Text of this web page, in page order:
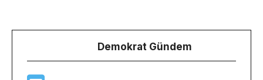
Demokrat Gündem